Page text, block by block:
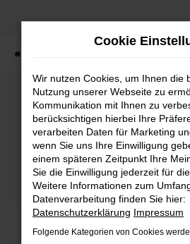
Zum
Fehler: Network
Beim Laden ist ein Fehler
Hier sind ein paar Tipps, die dir
Überprüfe deine Firewall
Internetverbindung.
Laden andere Webseiten,
Suchmaschine?
Cookie
Wir nutzen Cookies, um Ihnen die
Nutzung unserer Webseite zu
Kommunikation mit Ihnen zu
berücksichtigen hierbei Ihre
verarbeiten Daten für Marketing
wenn Sie uns Ihre Einwilligung
einem späteren Zeitpunkt Ihre
Sie die Einwilligung jederzeit für
Weitere Informationen zum
Datenverarbeitung finden Sie hier:
Datenschutzerklärung Impressum
Folgende Kategorien von Cookies